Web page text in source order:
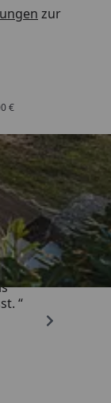
zur
€
“